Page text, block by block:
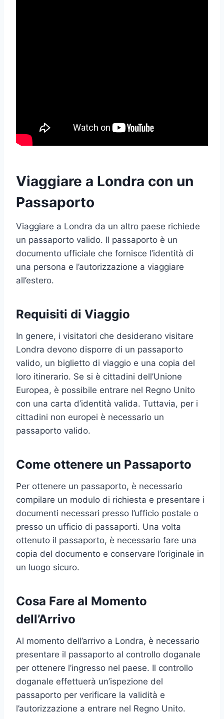
Viaggiare a Londra con un
Passaporto
Viaggiare a Londra da un altro paese richiede
un passaporto valido. Il passaporto è un
documento ufficiale che fornisce l’identità di
una persona e l’autorizzazione a viaggiare
all’estero.
Requisiti di Viaggio
In genere, i visitatori che desiderano visitare
Londra devono disporre di un passaporto
valido, un biglietto di viaggio e una copia del
loro itinerario. Se si è cittadini dell’Unione
Europea, è possibile entrare nel Regno Unito
con una carta d’identità valida. Tuttavia, per i
cittadini non europei è necessario un
passaporto valido.
Come ottenere un Passaporto
Per ottenere un passaporto, è necessario
compilare un modulo di richiesta e presentare i
documenti necessari presso l’ufficio postale o
presso un ufficio di passaporti. Una volta
ottenuto il passaporto, è necessario fare una
copia del documento e conservare l’originale in
un luogo sicuro.
Cosa Fare al Momento
dell’Arrivo
Al momento dell’arrivo a Londra, è necessario
presentare il passaporto al controllo doganale
per ottenere l’ingresso nel paese. Il controllo
doganale effettuerà un’ispezione del
passaporto per verificare la validità e
l’autorizzazione a entrare nel Regno Unito.